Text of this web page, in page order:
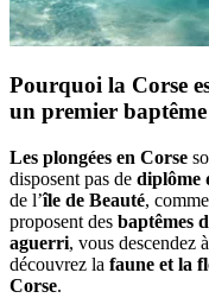
Pourquoi la Corse
un premier
Les plongées en Corse
disposent pas de diplôme
de l’île de Beauté, comme
proposent des baptêmes
aguerri, vous descendez à
découvrez la faune et la
Corse.